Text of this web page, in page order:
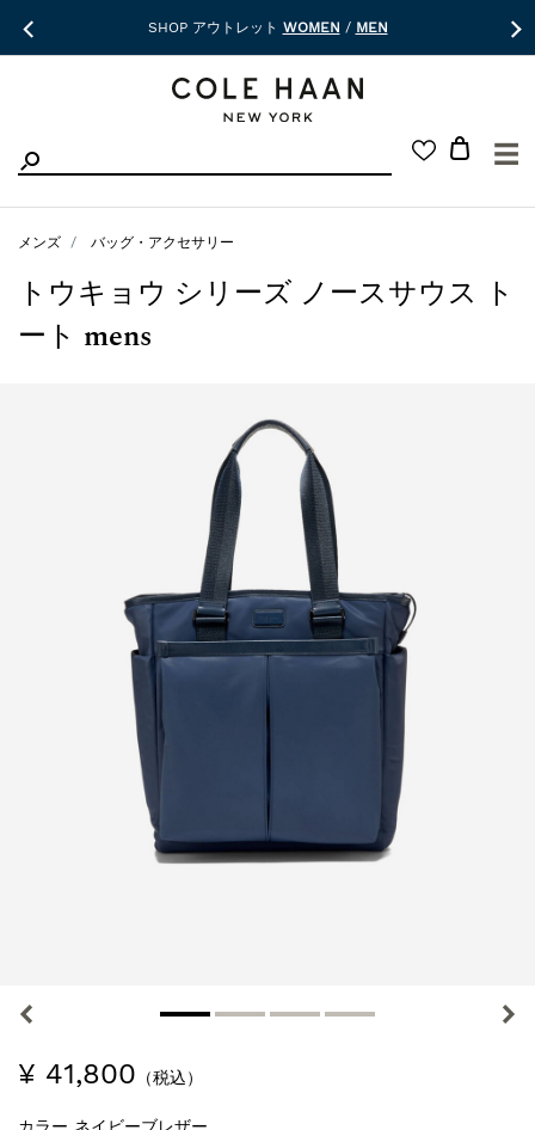
SHOP アウトレット WOMEN / MEN
☰
メンズ バッグ・アクセサリー
トウキョウ シリーズ ノースサウス ト
ート mens
¥ 41,800 （税込）